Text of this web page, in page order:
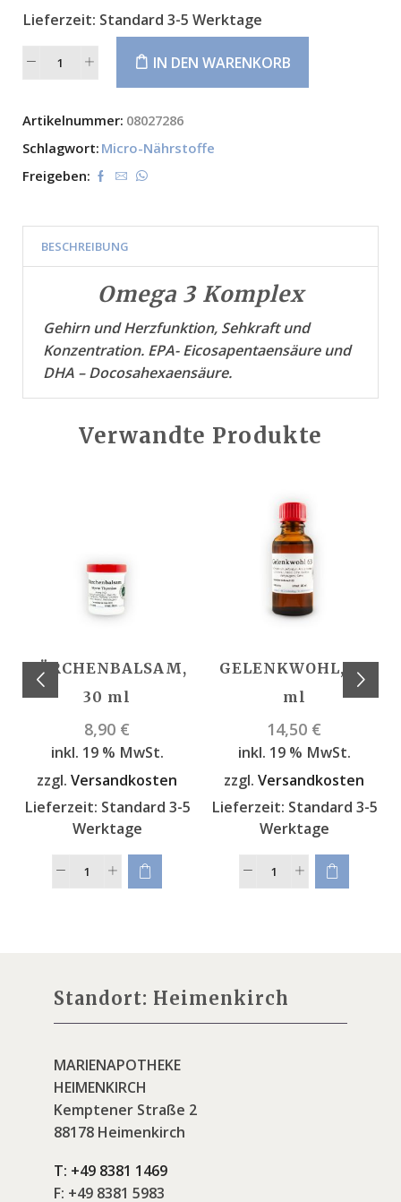
Lieferzeit: Standard 3-5 Werktage
IN DEN WARENKORB
Alternative:
Artikelnummer: 08027286
Schlagwort: Micro-Nährstoffe
Freigeben:
BESCHREIBUNG
Omega 3 Komplex
Gehirn und Herzfunktion, Sehkraft und
Konzentration. EPA- Eicosapentaensäure und
DHA – Docosahexaensäure.
Verwandte Produkte
BÄRCHENBALSAM,
30 ml
8,90 €
inkl. 19 % MwSt.
zzgl. Versandkosten
Lieferzeit: Standard 3-5
Werktage
GELENKWOHL, 30
ml
14,50 €
inkl. 19 % MwSt.
zzgl. Versandkosten
Lieferzeit: Standard 3-5
Werktage
Standort: Heimenkirch
MARIENAPOTHEKE
HEIMENKIRCH
Kemptener Straße 2
88178 Heimenkirch
T: +49 8381 1469
F: +49 8381 5983